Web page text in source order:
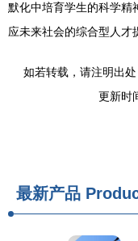
默化中培育学生的科学精
应未来社会的综合型人才
如若转载，请注明出
更新时
最新产品